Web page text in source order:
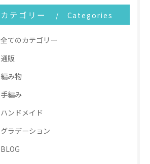
カテゴリー Categories
全てのカテゴリー
通販
編み物
手編み
ハンドメイド
グラデーション
BLOG